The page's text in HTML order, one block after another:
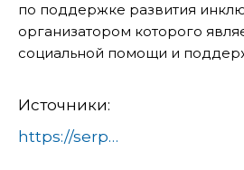
по поддержке развития
организатором которого
социальной помощи и
Источники:
https://serpuhov.ru/news/prikosnutsya-k-prekrasnomu-detyam-s-osobennostyami-zdorovya-pomogaet-serpukhovskiy-istoriko-khudozhe/